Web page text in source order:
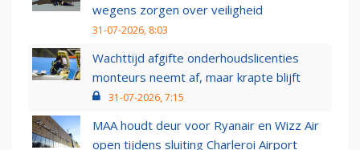
wegens zorgen over veiligheid
31-07-2026, 8:03
Wachttijd afgifte onderhoudslicenties
monteurs neemt af, maar krapte blijft
31-07-2026, 7:15
MAA houdt deur voor Ryanair en Wizz Air
open tijdens sluiting Charleroi Airport